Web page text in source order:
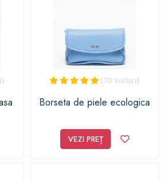
(70 voturi)
Borseta de piele ecologica
VEZI PREȚ